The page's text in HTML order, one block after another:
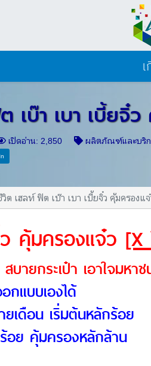
เบ๊า เบา เบี้ยจิ๋
เปิดอ่าน: 2,850 ผลิตภัณฑ์และบริก
เฮลท์ ฟิต เบ๊า เบา เบี้ยจิ๋ว คุ้มครองแจ๋
คุ้มครองแจ๋ว [X
ายกระเป๋า เอาใจมหา
แบบเองได้
ยเดือน เริ่มต้นหลักร้อย
อย คุ้มครองหลักล้าน